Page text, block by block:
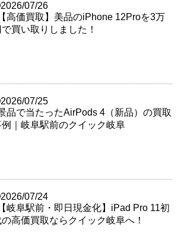
2026/07/26
【高価買取】美品のiPhone 12Proを3万
で買い取りしました！
2026/07/25
品で当たったAirPods 4（新品）の買取
例｜岐阜駅前のクイック岐阜
2026/07/24
【岐阜駅前・即日現金化】iPad Pro 11初
高価買取ならクイック岐阜へ！